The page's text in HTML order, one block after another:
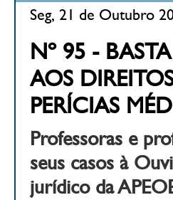
Seg, 21 de Outubro
Nº 95 -
AOS
PERÍCIAS
Professoras e
seus casos à
jurídico da